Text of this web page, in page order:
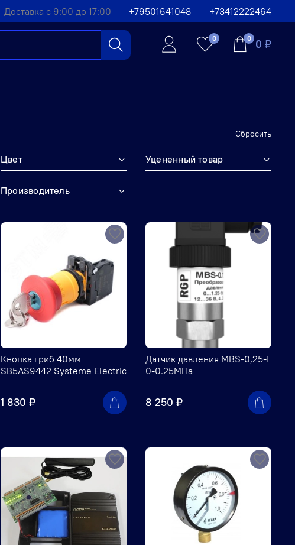
Доставка с 9:00 до 17:00 +79501641048 +73412222464
0 0 0 ₽
Сбросить
Цвет Уцененный товар
Производитель
Кнопка гриб 40мм
SB5AS9442 Systeme Electric
1 830 ₽
Датчик давления MBS-0,25-I
0-0.25МПа
8 250 ₽